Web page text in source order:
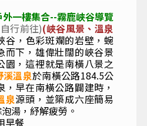
一樓集合--霧鹿峽谷導覽
行前往)(峽谷風景、溫泉
，色彩斑斕的岩壁，蜿
而下，雄偉壯闊的峽谷景
園，這裡就是南橫八景之
溪溫泉於南橫公路184.5公
早在南橫公路闢建時，
泉源頭，並築成六座簡易
湯，紓解疲勞。
早餐